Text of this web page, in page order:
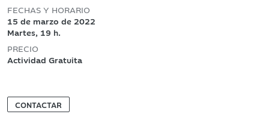
FECHAS Y HORARIO
15 de marzo de 2022
Martes, 19 h.
PRECIO
Actividad Gratuita
CONTACTAR